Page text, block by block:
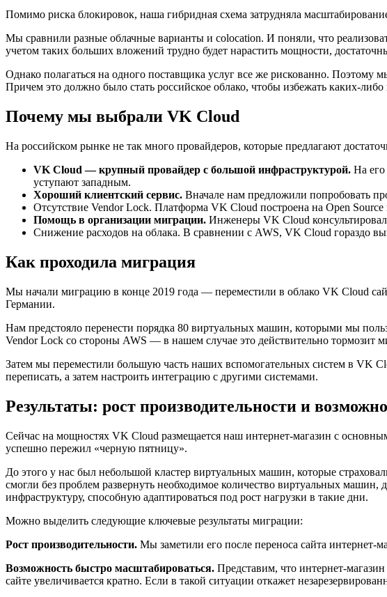
Помимо риска блокировок, наша гибридная схема затрудняла
Мы сравнили разные облачные варианты и colocation. И поняли, что
учетом таких больших вложений трудно будет нарастить мощности,
Однако полагаться на одного поставщика услуг все же рискованно.
Причем это должно было стать российское облако, чтобы избежать каких-
Почему мы выбрали VK Cloud
На российском рынке не так много провайдеров, которые предлагают
VK Cloud — крупный провайдер с большой инфраструктурой. На
уступают западным.
Хороший клиентский сервис. Вначале нам предложили попробовать
Отсутствие Vendor Lock. Платформа VK Cloud построена на Open
Помощь в организации миграции. Инженеры VK Cloud
Снижение расходов на облака. В сравнении с AWS, VK Cloud гораздо
Как проходила миграция
Мы начали миграцию в конце 2019 года — переместили в облако VK Cloud
Германии.
Нам предстояло перенести порядка 80 виртуальных машин, которыми мы
Vendor Lock со стороны AWS — в нашем случае это действительно тормозит
Затем мы переместили большую часть наших вспомогательных систем в VK
переписать, а затем настроить интеграцию с другими системами.
Результаты: рост производительности и
Сейчас на мощностях VK Cloud размещается наш интернет-магазин с
успешно пережил «черную пятницу».
До этого у нас был небольшой кластер виртуальных машин, которые
смогли без проблем развернуть необходимое количество виртуальных
инфраструктуру, способную адаптироваться под рост нагрузки в такие дни.
Можно выделить следующие ключевые результаты миграции:
Рост производительности. Мы заметили его после переноса сайта интернет-
Возможность быстро масштабироваться. Представим, что интернет-
сайте увеличивается кратно. Если в такой ситуации откажет